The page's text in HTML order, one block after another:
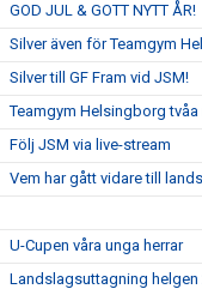
GOD JUL & GOTT NYTT ÅR!
Silver även för Teamgym
Silver till GF Fram vid JSM!
Teamgym Helsingborg
Följ JSM via live-stream
Vem har gått vidare till
U-Cupen våra unga herrar
Landslagsuttagning helgen